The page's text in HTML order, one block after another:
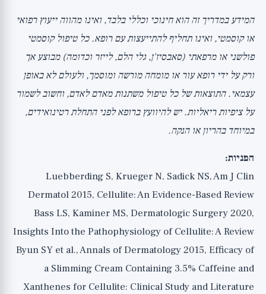
המידע במדריך זה הוא חינוכי וכללי בלבד, ואינו מהווה ייעוץ רפואי
או קוסמטי, ואינו תחליף להתייעצות עם רופא. כל טיפול קוסמטי
פולשני או מרפאתי (סאבסיז'ן, גלי הלם, לייזר וכדומה) מבוצע אך
ורק על ידי רופא עור או מומחה מורשה ומוסמך, ולעולם לא באופן
עצמאי. התוצאות של כל טיפול משתנות מאדם לאדם, וחשוב לשמור
על ציפיות ריאליות. יש להיוועץ ברופא לפני התחלת רטינואידים,
במיוחד בהריון או הנקה.
הפניות:
Luebberding S, Krueger N, Sadick NS, Am J Clin
Dermatol 2015, Cellulite: An Evidence-Based Review
Bass LS, Kaminer MS, Dermatologic Surgery 2020,
Insights Into the Pathophysiology of Cellulite: A Review
Byun SY et al., Annals of Dermatology 2015, Efficacy of
a Slimming Cream Containing 3.5% Caffeine and
Xanthenes for Cellulite: Clinical Study and Literature